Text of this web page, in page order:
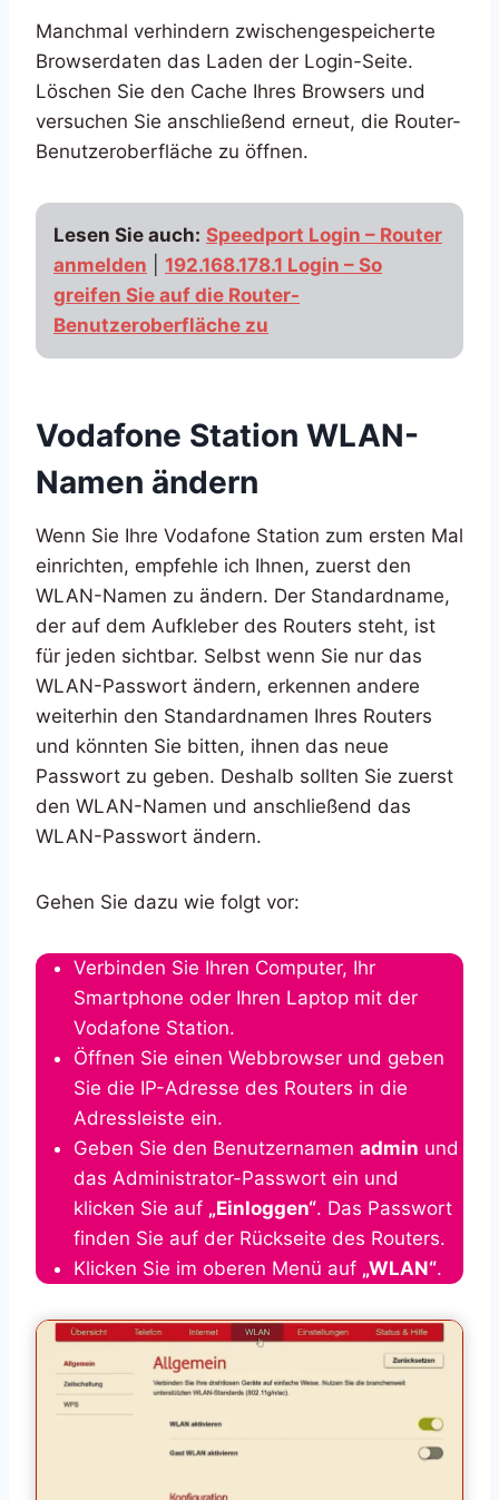
Manchmal verhindern zwischengespeicherte
Browserdaten das Laden der Login-Seite.
Löschen Sie den Cache Ihres Browsers und
versuchen Sie anschließend erneut, die Router-
Benutzeroberfläche zu öffnen.
Lesen Sie auch: Speedport Login – Router
anmelden
192.168.178.1 Login – So
greifen Sie auf die Router-
Benutzeroberfläche zu
Vodafone Station WLAN-
Namen ändern
Wenn Sie Ihre Vodafone Station zum ersten Mal
einrichten, empfehle ich Ihnen, zuerst den
WLAN-Namen zu ändern. Der Standardname,
der auf dem Aufkleber des Routers steht, ist
für jeden sichtbar. Selbst wenn Sie nur das
WLAN-Passwort ändern, erkennen andere
weiterhin den Standardnamen Ihres Routers
und könnten Sie bitten, ihnen das neue
Passwort zu geben. Deshalb sollten Sie zuerst
den WLAN-Namen und anschließend das
WLAN-Passwort ändern.
Gehen Sie dazu wie folgt vor:
Verbinden Sie Ihren Computer, Ihr
Smartphone oder Ihren Laptop mit der
Vodafone Station.
Öffnen Sie einen Webbrowser und geben
Sie die IP-Adresse des Routers in die
Adressleiste ein.
Geben Sie den Benutzernamen admin und
das Administrator-Passwort ein und
klicken Sie auf „Einloggen“. Das Passwort
finden Sie auf der Rückseite des Routers.
Klicken Sie im oberen Menü auf „WLAN“.